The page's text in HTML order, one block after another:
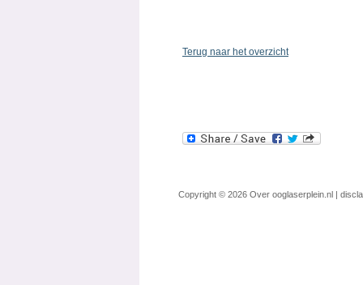
Terug naar het overzicht
Copyright © 2026 Over ooglaserplein.nl |